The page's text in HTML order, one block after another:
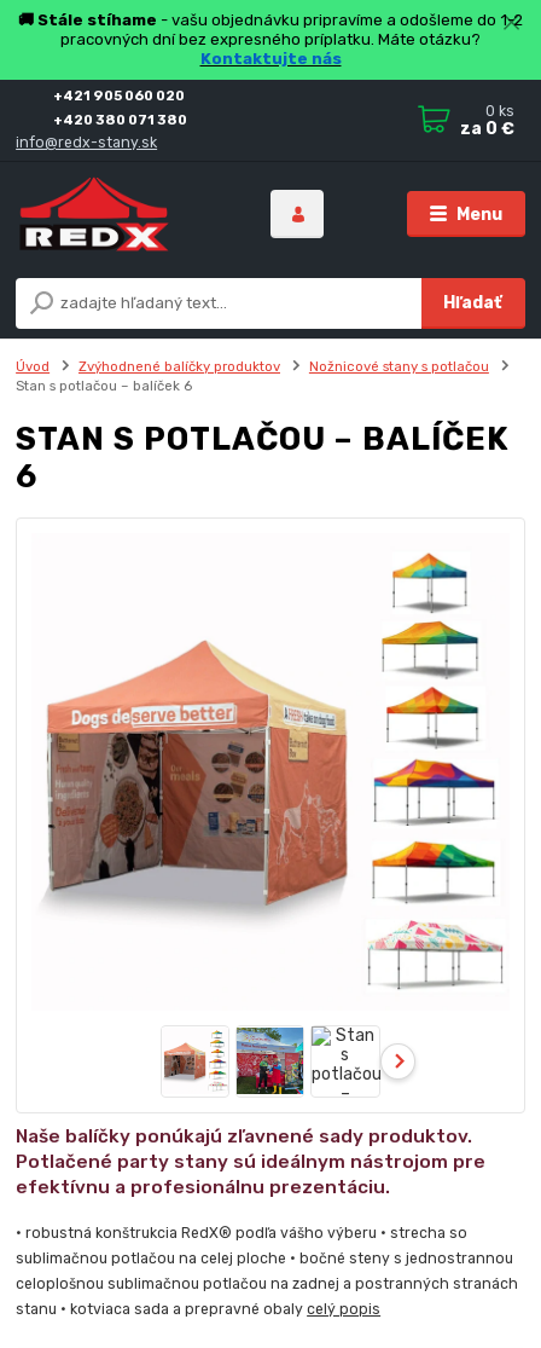
🚚 Stále stíhame - vašu objednávku pripravíme a odošleme do 1-2
pracovných dní bez expresného príplatku. Máte otázku?
Kontaktujte nás
Menu
Hľadať
+421 905 060 020
+420 380 071 380
info@redx-stany.sk
0 ks
za 0 €
Úvod Zvýhodnené balíčky produktov
Nožnicové stany s potlačou
Stan s potlačou – balíček 6
STAN S POTLAČOU – BALÍČEK
6
Naše balíčky ponúkajú zľavnené sady produktov.
Potlačené party stany sú ideálnym nástrojom pre
efektívnu a profesionálnu prezentáciu.
• robustná konštrukcia RedX® podľa vášho výberu • strecha so
sublimačnou potlačou na celej ploche • bočné steny s jednostrannou
celoplošnou sublimačnou potlačou na zadnej a postranných stranách
stanu • kotviaca sada a prepravné obalycelý popis